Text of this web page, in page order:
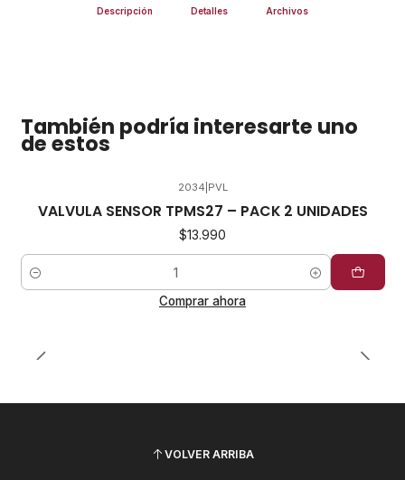
Descripción Detalles Archivos
También podría interesarte uno
de estos
2034 PVL
VALVULA SENSOR TPMS27 – PACK 2 UNIDADES
$13.990
Cantidad
Comprar ahora
VOLVER ARRIBA